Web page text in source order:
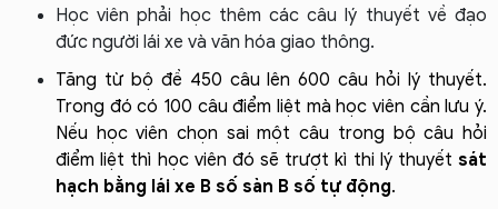
Học viên phải học thêm các câu lý thuyết về đạo
đức người lái xe và văn hóa giao thông.
Tăng từ bộ đề 450 câu lên 600 câu hỏi lý thuyết.
Trong đó có 100 câu điểm liệt mà học viên cần lưu ý.
Nếu học viên chọn sai một câu trong bộ câu hỏi
điểm liệt thì học viên đó sẽ trượt kì thi lý thuyết sát
hạch bằng lái xe B số sàn B số tự động.